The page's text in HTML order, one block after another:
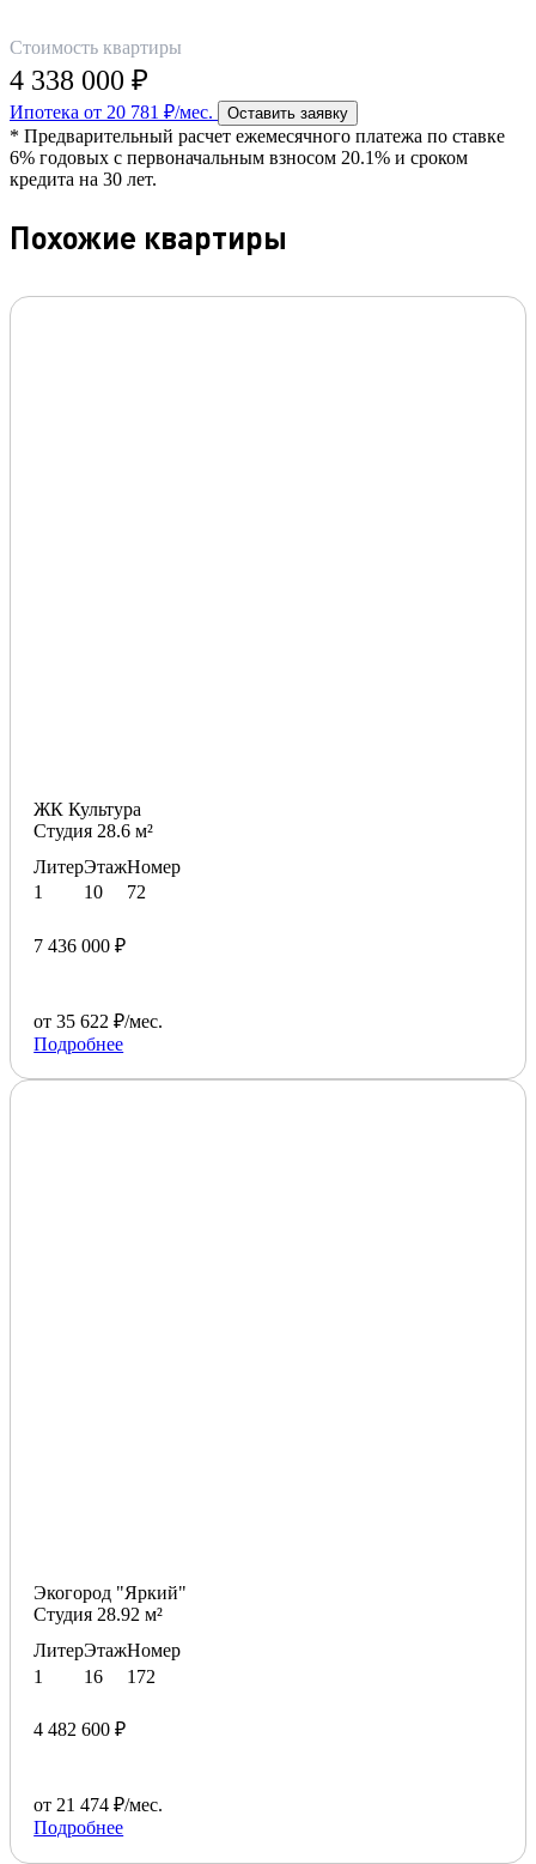
Стоимость квартиры
4 338 000 ₽
Ипотека от 20 781 ₽/мес. Оставить заявку
* Предварительный расчет ежемесячного платежа по ставке
6% годовых с первоначальным взносом 20.1% и сроком
кредита на 30 лет.
Похожие квартиры
ЖК Культура
Студия 28.6 м²
Литер
1
Этаж
10
Номер
72
7 436 000 ₽
от 35 622 ₽/мес.
Подробнее
Экогород "Яркий"
Студия 28.92 м²
Литер
1
Этаж
16
Номер
172
4 482 600 ₽
от 21 474 ₽/мес.
Подробнее